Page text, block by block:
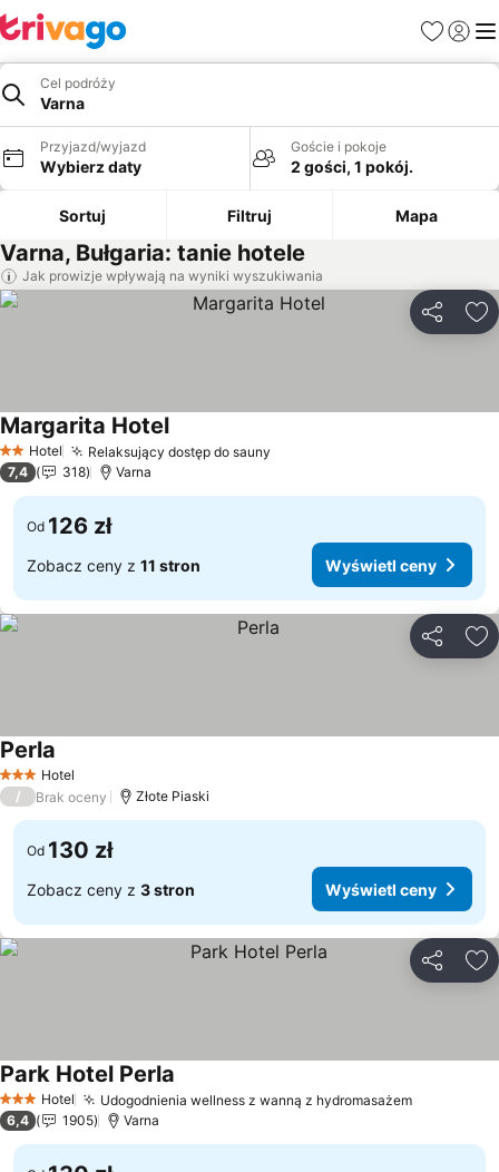
Ulubione
Cel podróży
Varna
Przyjazd/wyjazd
Wybierz daty
Goście i pokoje
2 gości, 1 pokój.
Sortuj Filtruj Mapa
Varna, Bułgaria: tanie hotele
Jak prowizje wpływają na wyniki wyszukiwania
2 Kategoria
Hotel Relaksujący dostęp do sauny
Margarita HotelWyświetl ceny
7,4 318 Varna
Od 126 zł
Zobacz ceny z 11 stron Wyświetl ceny
3 Kategoria
Hotel
Perla
/ Brak oceny Złote Piaski
Od 130 zł
Zobacz ceny z 3 stron Wyświetl ceny
3 Kategoria
Hotel Udogodnienia wellness z wanną z hydromasażemWyświetl
Park Hotel Perla
6,4 1905 Varna